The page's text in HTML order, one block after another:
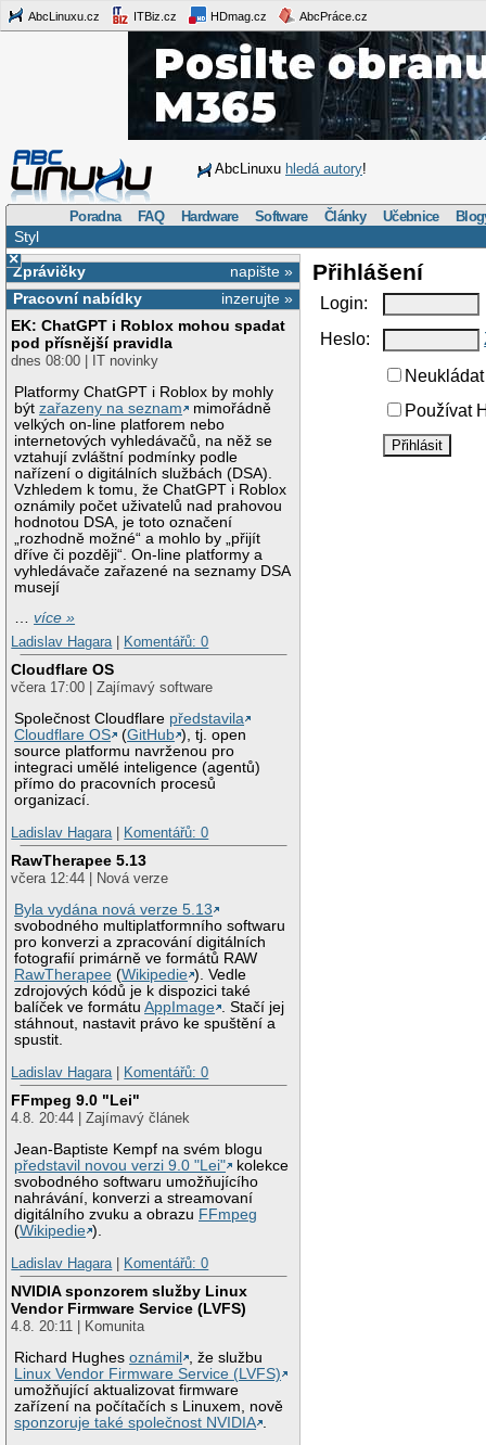
AbcLinuxu.cz ITBiz.cz HDmag.cz AbcPráce.cz
AbcLinuxu hledá autory!
Poradna FAQ Hardware Software Články Učebnice
Styl
×
napište »
Zprávičky
inzerujte »
Pracovní nabídky
EK: ChatGPT i Roblox mohou spadat
pod přísnější pravidla
dnes 08:00 | IT novinky
Platformy ChatGPT i Roblox by mohly
býtzařazeny na seznam
mimořádně
velkých on-line platforem nebo
internetových vyhledávačů, na něž se
vztahují zvláštní podmínky podle
nařízení o digitálních službách (DSA).
Vzhledem k tomu, že ChatGPT i Roblox
oznámily počet uživatelů nad prahovou
hodnotou DSA, je toto označení
„rozhodně možné“ a mohlo by „přijít
dříve či později“. On-line platformy a
vyhledávače zařazené na seznamy DSA
musejí
…více »
Ladislav Hagara
Komentářů: 0
Cloudflare OS
včera 17:00 | Zajímavý software
Společnost Cloudflare představila
Cloudflare OS
(GitHub ), tj. open
source platformu navrženou pro
integraci umělé inteligence (agentů)
přímo do pracovních procesů
organizací.
Ladislav Hagara
Komentářů: 0
RawTherapee 5.13
včera 12:44 | Nová verze
Byla vydána nová verze 5.13
svobodného multiplatformního softwaru
pro konverzi a zpracování digitálních
fotografií primárně ve formátů RAW
RawTherapee (Wikipedie ). Vedle
zdrojových kódů je k dispozici také
balíček ve formátuAppImage . Stačí jej
stáhnout, nastavit právo ke spuštění a
spustit.
Ladislav Hagara
Komentářů: 0
FFmpeg 9.0 "Lei"
4.8. 20:44 | Zajímavý článek
Jean-Baptiste Kempf na svém blogu
představil novou verzi 9.0 "Lei"
kolekce
svobodného softwaru umožňujícího
nahrávání, konverzi a streamovaní
digitálního zvuku a obrazu FFmpeg
(Wikipedie ).
Ladislav Hagara
Komentářů: 0
NVIDIA sponzorem služby Linux
Vendor Firmware Service (LVFS)
4.8. 20:11 | Komunita
Richard Hughesoznámil
, že službu
Linux Vendor Firmware Service (LVFS)
umožňující aktualizovat firmware
zařízení na počítačích s Linuxem, nově
sponzoruje také společnost NVIDIA .
Přihlášení
Login:
Heslo:
Používat